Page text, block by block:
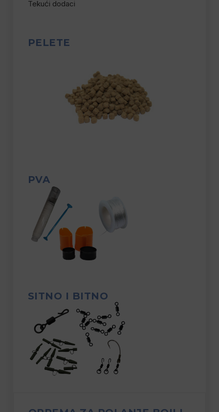
Tekući dodaci
PELETE
PVA
SITNO I BITNO